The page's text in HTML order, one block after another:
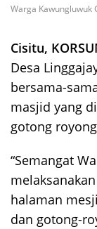
Warga Kawungluwuk
Cisitu,
Desa
bersama-
masjid yang
gotong
“Semangat
halaman
dan gotong-